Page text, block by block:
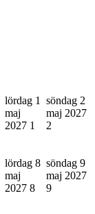
lördag 1
maj
2027 1
söndag 2
maj 2027
2
lördag 8
maj
2027 8
söndag 9
maj 2027
9